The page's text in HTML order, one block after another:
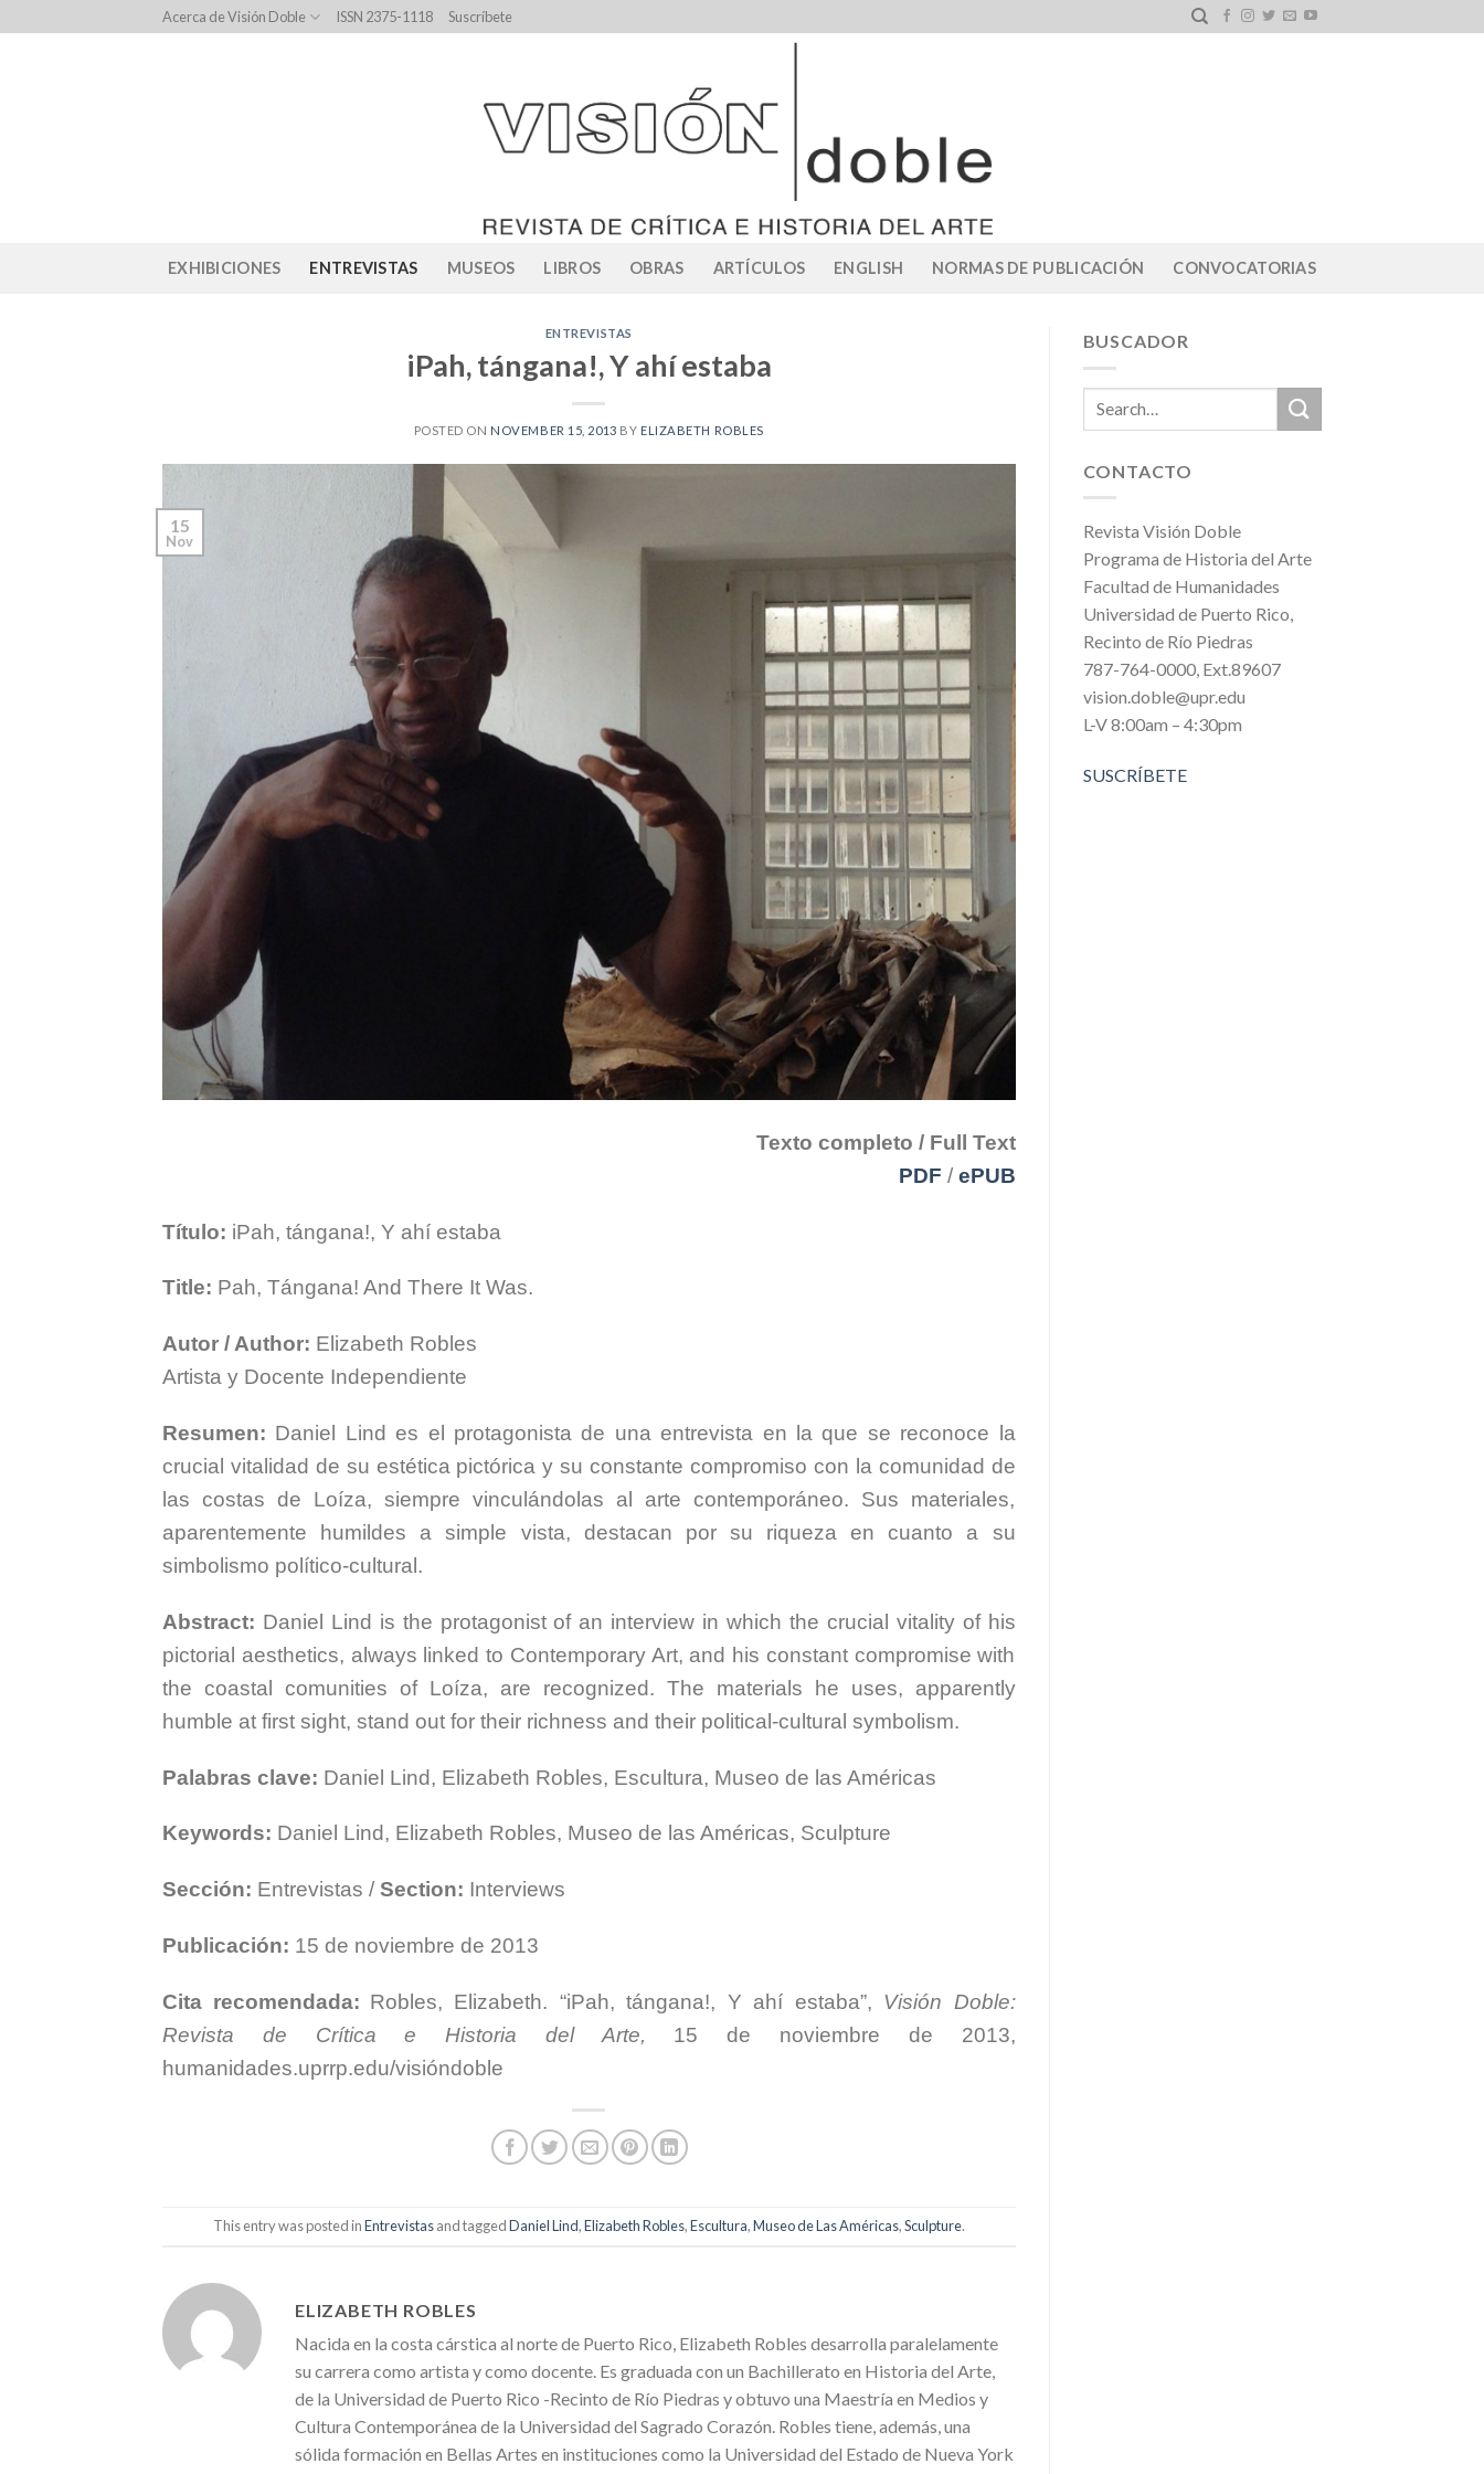
to
Acerca de Visión Doble ISSN 2375-1118 Suscríbete
EXHIBICIONES ENTREVISTAS MUSEOS LIBROS OBRAS ARTÍCULOS ENGLISH NORMAS DE PUBLICACIÓN CONVOCATORIAS
ENTREVISTAS
iPah, tángana!, Y ahí estaba
POSTED ON NOVEMBER 15, 2013 BY ELIZABETH ROBLES
15
Nov
Texto completo / Full Text
PDF / ePUB
Título: iPah, tángana!, Y ahí estaba
Title: Pah, Tángana! And There It Was.
Autor / Author: Elizabeth Robles
Artista y Docente Independiente
Resumen: Daniel Lind es el protagonista de una entrevista en la que se reconoce la
crucial vitalidad de su estética pictórica y su constante compromiso con la comunidad de
las costas de Loíza, siempre vinculándolas al arte contemporáneo. Sus materiales,
aparentemente humildes a simple vista, destacan por su riqueza en cuanto a su
simbolismo político-cultural.
Abstract: Daniel Lind is the protagonist of an interview in which the crucial vitality of his
pictorial aesthetics, always linked to Contemporary Art, and his constant compromise with
the coastal comunities of Loíza, are recognized. The materials he uses, apparently
humble at first sight, stand out for their richness and their political-cultural symbolism.
Palabras clave: Daniel Lind, Elizabeth Robles, Escultura, Museo de las Américas
Keywords: Daniel Lind, Elizabeth Robles, Museo de las Américas, Sculpture
Sección: Entrevistas / Section: Interviews
Publicación: 15 de noviembre de 2013
Cita recomendada: Robles, Elizabeth. “iPah, tángana!, Y ahí estaba”, Visión Doble:
Revista de Crítica e Historia del Arte, 15 de noviembre de 2013,
humanidades.uprrp.edu/visióndoble
This entry was posted inEntrevistasand taggedDaniel Lind,Elizabeth Robles,Escultura,Museo de Las Américas,Sculpture.
ELIZABETH ROBLES
Nacida en la costa cárstica al norte de Puerto Rico, Elizabeth Robles desarrolla paralelamente
su carrera como artista y como docente. Es graduada con un Bachillerato en Historia del Arte,
de la Universidad de Puerto Rico -Recinto de Río Piedras y obtuvo una Maestría en Medios y
Cultura Contemporánea de la Universidad del Sagrado Corazón. Robles tiene, además, una
sólida formación en Bellas Artes en instituciones como la Universidad del Estado de Nueva York
BUSCADOR
CONTACTO
Revista Visión Doble
Programa de Historia del Arte
Facultad de Humanidades
Universidad de Puerto Rico,
Recinto de Río Piedras
787-764-0000, Ext.89607
vision.doble@upr.edu
L-V 8:00am – 4:30pm
SUSCRÍBETE